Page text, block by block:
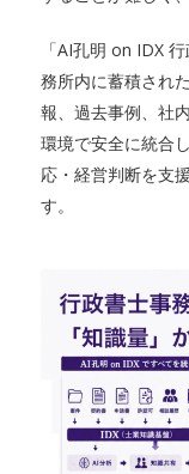
「AI孔明 on IDX
務所内に蓄積され
報、過去事例、社
環境で安全に統合
応・経営判断を支
す。